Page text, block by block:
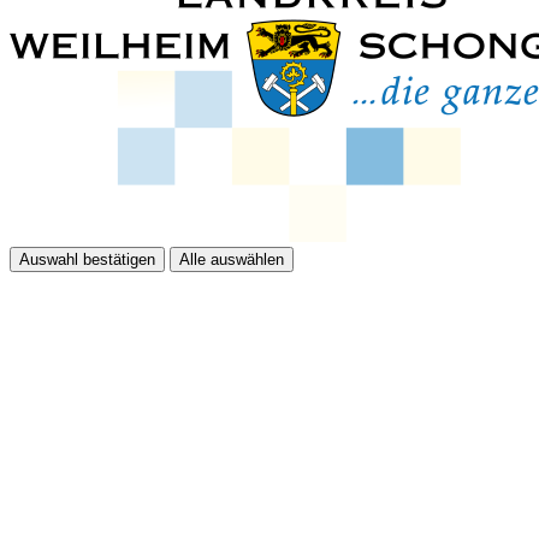
Auswahl bestätigen Alle auswählen